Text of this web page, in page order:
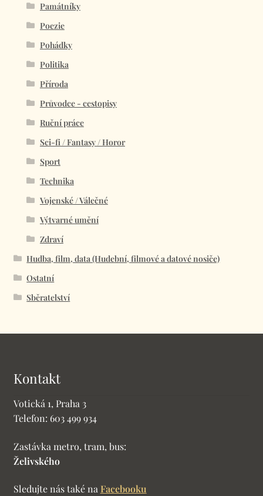
Památníky
Poezie
Pohádky
Politika
Příroda
Průvodce - cestopisy
Ruční práce
Sci-fi / Fantasy / Horor
Sport
Technika
Vojenské / Válečné
Výtvarné umění
Zdraví
Hudba, film, data (Hudební, filmové a datové nosiče)
Ostatní
Sběratelství
Kontakt
Votická 1, Praha 3
Telefon: 603 499 934
Zastávka metro, tram, bus:
Želivského
Sledujte nás také na Facebooku